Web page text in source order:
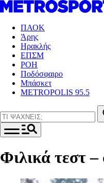
ΠΑΟΚ
Άρης
Ηρακλής
ΕΠΣΜ
ΡΟΗ
Ποδόσφαιρο
Μπάσκετ
METROPOLIS 95.5
Φιλικά τεστ